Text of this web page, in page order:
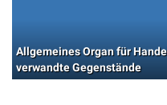
Allgemeines Organ für
verwandte Gegenstände